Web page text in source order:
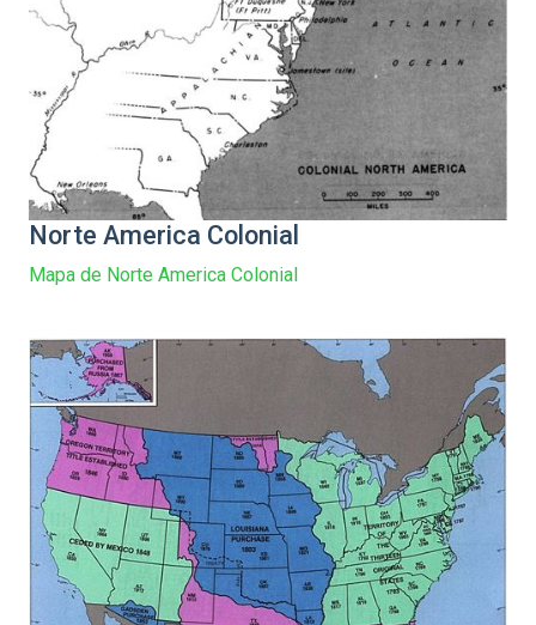
Norte America Colonial
Mapa de Norte America Colonial